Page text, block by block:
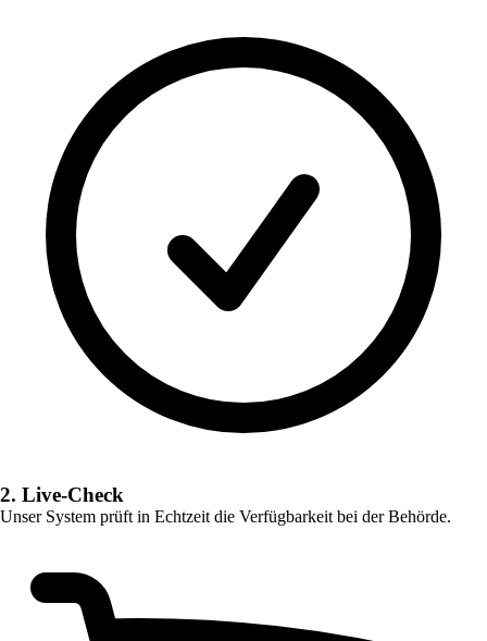
2. Live-Check
Unser System prüft in Echtzeit die Verfügbarkeit bei der Behörde.